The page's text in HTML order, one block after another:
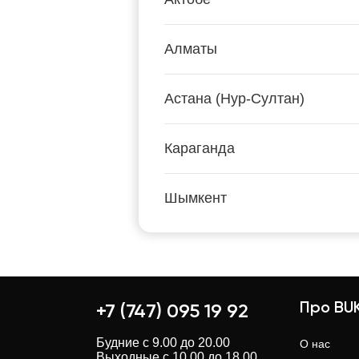
Алматы
Астана (Нур-Султан)
Караганда
Шымкент
+7 (747) 095 19 92
Будние с 9.00 до 20.00
Про
О нас